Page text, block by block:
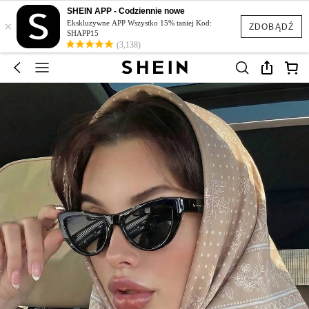
ZDOBĄDŹ
×
SHEIN APP - Codziennie nowe
Ekskluzywne APP Wszystko 15% taniej Kod:
SHAPP15
(3,138)